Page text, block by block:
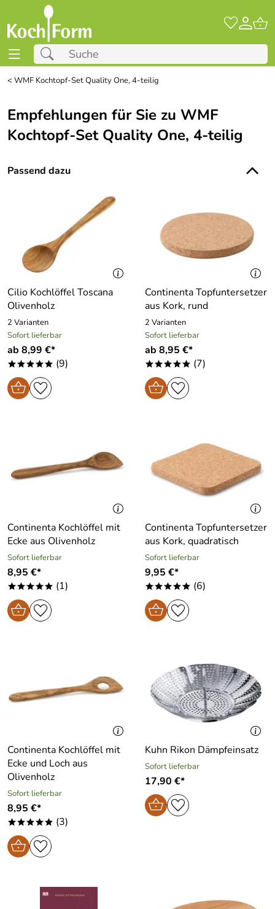
<WMF Kochtopf-Set Quality One, 4-teilig
Empfehlungen für Sie zu WMF
Kochtopf-Set Quality One, 4-teilig
Passend dazu
Cilio Kochlöffel Toscana
Olivenholz
2 Varianten
Sofort lieferbar
ab 8,99 €*
***** (9)
Continenta Topfuntersetzer
aus Kork, rund
2 Varianten
Sofort lieferbar
ab 8,95 €*
***** (7)
Continenta Kochlöffel mit
Ecke aus Olivenholz
Sofort lieferbar
8,95 €*
***** (1)
Continenta Topfuntersetzer
aus Kork, quadratisch
Sofort lieferbar
9,95 €*
***** (6)
Continenta Kochlöffel mit
Ecke und Loch aus
Olivenholz
Sofort lieferbar
8,95 €*
***** (3)
Kuhn Rikon Dämpfeinsatz
Sofort lieferbar
17,90 €*